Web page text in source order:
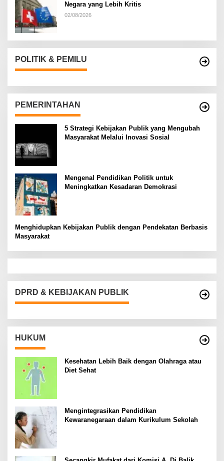
Negara yang Lebih Kritis
02/08/2026
POLITIK & PEMILU
PEMERINTAHAN
5 Strategi Kebijakan Publik yang Mengubah
Masyarakat Melalui Inovasi Sosial
Mengenal Pendidikan Politik untuk
Meningkatkan Kesadaran Demokrasi
Menghidupkan Kebijakan Publik dengan Pendekatan Berbasis
Masyarakat
DPRD & KEBIJAKAN PUBLIK
HUKUM
Kesehatan Lebih Baik dengan Olahraga atau
Diet Sehat
Mengintegrasikan Pendidikan
Kewaranegaraan dalam Kurikulum Sekolah